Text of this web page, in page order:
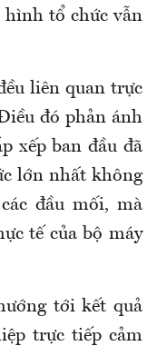
hình tổ chức vẫn
liên quan trực
đó phản ánh
xếp ban đầu đã
lớn nhất không
đầu mối, mà
tế của bộ máy
tới kết quả
trực tiếp cảm